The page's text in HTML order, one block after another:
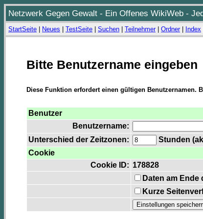
Netzwerk Gegen Gewalt - Ein Offenes WikiWeb -
StartSeite Neues TestSeite Suchen Teilnehmer| Ordner| Index
Bitte Benutzername eingeben
Diese Funktion erfordert einen gültigen Benutzernamen.
Benutzer
Benutzername:
Unterschied der Zeitzonen:
Stunden
Cookie
Cookie ID: 178828
Daten am
Kurze